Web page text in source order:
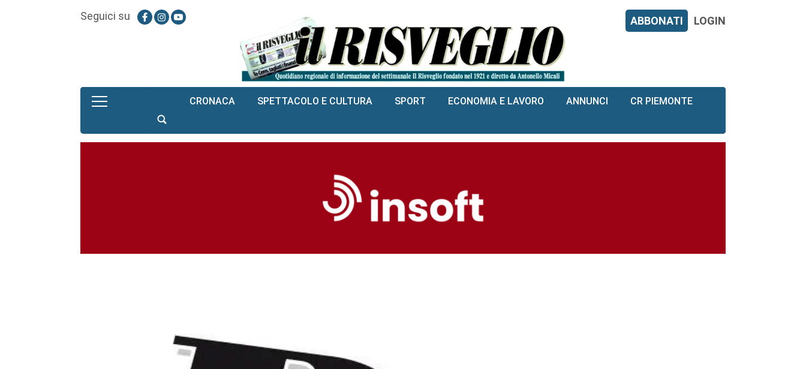
Seguici su ABBONATI LOGIN
CRONACA SPETTACOLO E CULTURA SPORT ECONOMIA E LAVORO ANNUNCI CR PIEMONTE